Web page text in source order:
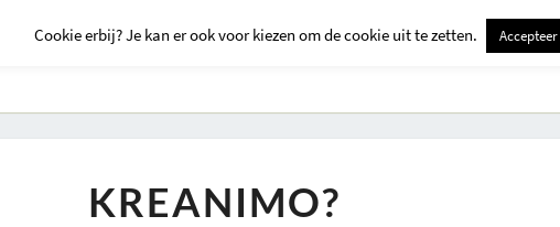
Contact Kids Creatief Erop Uit Huis
KREANIMO?
Cookie erbij? Je kan er ook voor kiezen om de cookie uit te zetten. Accepteer